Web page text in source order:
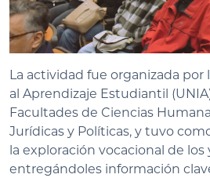
La actividad fue organizada por
al Aprendizaje Estudiantil
Facultades de Ciencias
Jurídicas y Políticas, y tuvo
la exploración vocacional de
entregándoles información